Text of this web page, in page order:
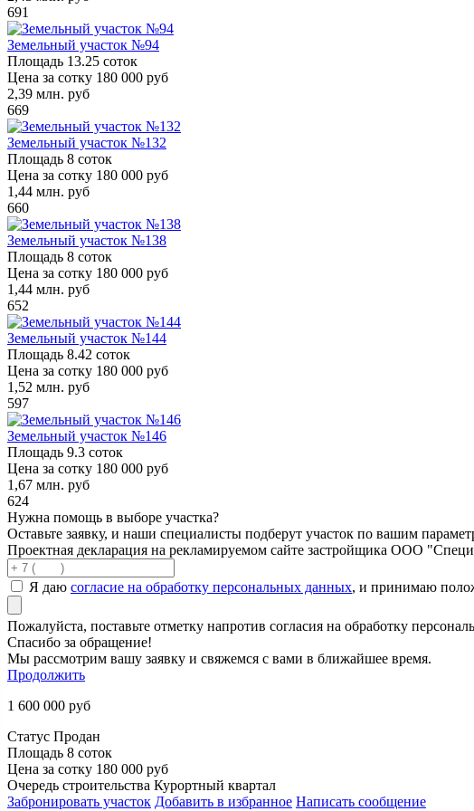
691
Земельный участок №94
Площадь 13.25 соток
Цена за сотку 180 000 руб
2,39 млн. руб
669
Земельный участок №132
Площадь 8 соток
Цена за сотку 180 000 руб
1,44 млн. руб
660
Земельный участок №138
Площадь 8 соток
Цена за сотку 180 000 руб
1,44 млн. руб
652
Земельный участок №144
Площадь 8.42 соток
Цена за сотку 180 000 руб
1,52 млн. руб
597
Земельный участок №146
Площадь 9.3 соток
Цена за сотку 180 000 руб
1,67 млн. руб
624
Нужна помощь в выборе участка?
Оставьте заявку, и наши специалисты подберут участок по вашим
Проектная декларация на рекламируемом сайте застройщика ООО
Я даю согласие на обработку персональных данных, и принимаю
Пожалуйста, поставьте отметку напротив согласия на обработку
Спасибо за обращение!
Мы рассмотрим вашу заявку и свяжемся с вами в ближайшее время.
Продолжить
1 600 000 руб
Статус Продан
Площадь 8 соток
Цена за сотку 180 000 руб
Очередь строительства Курортный квартал
Забронировать участок Добавить в избранное Написать сообщение